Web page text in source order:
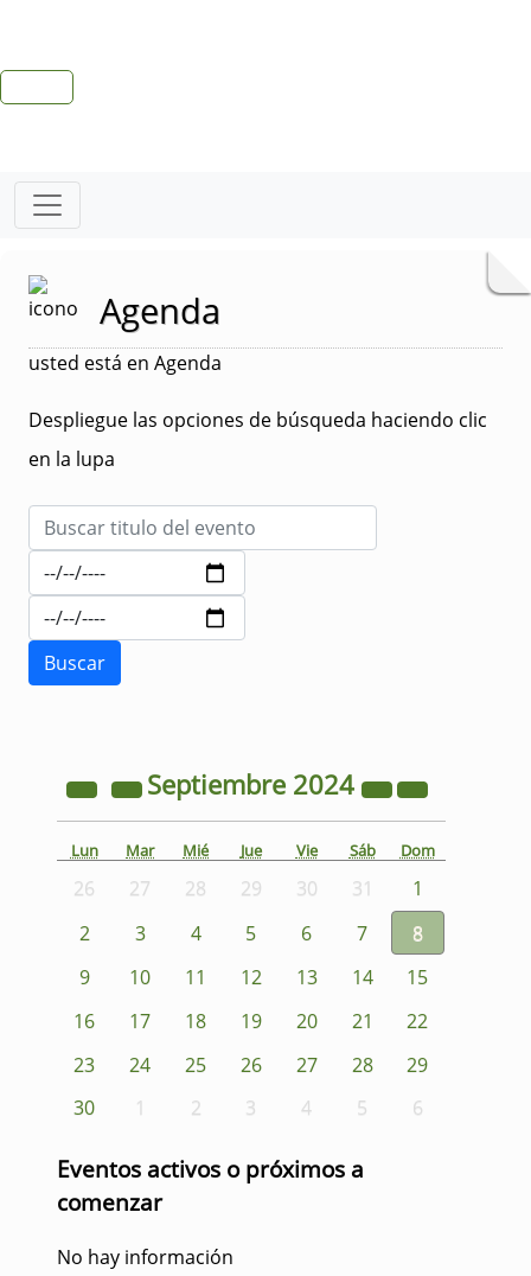
Agenda
usted está en Agenda
Despliegue las opciones de búsqueda haciendo clic
en la lupa
Septiembre 2024
Lun Mar Mié Jue Vie Sáb Dom
26 27 28 29 30 31
1
2
3 4 5 6 7
8
9
10 11 12 13 14
15
16
17 18 19 20 21
22
23
24 25 26 27 28
29
30
1 2 3 4 5 6
Eventos activos o próximos a
comenzar
No hay información